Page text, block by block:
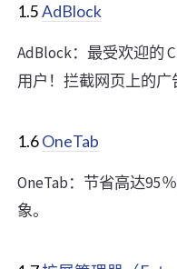
1.5AdBlock
AdBlock：最受欢迎的
用户！拦截网页上的广
1.6OneTab
OneTab：节省高达95
象。